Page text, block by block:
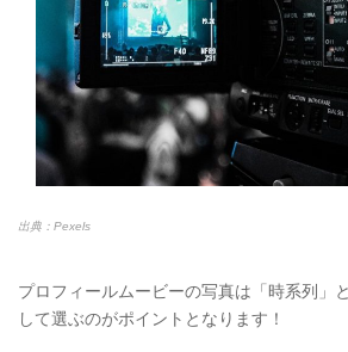
出典：Pexels
プロフィールムービーの写真は「時系列」
して選ぶのがポイントとなります！